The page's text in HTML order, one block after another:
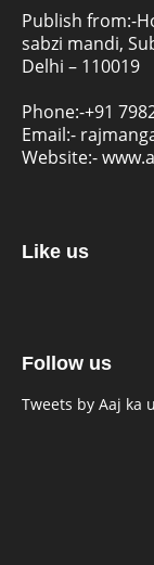
Publish from:-
sabzi mandi,
Delhi – 110019
Phone:-+91
Email:-
Website:-
Like us
Follow us
Tweets by Aaj ka